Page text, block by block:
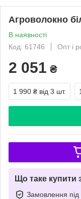
Агроволокно
В наявності
Код: 61746
Опт і
2 051 ₴
1 990 ₴ від 3 шт.
Що таке купити
Замовлення під